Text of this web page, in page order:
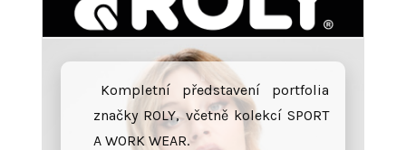
Kompletní představení portfolia
značky ROLY, včetně kolekcí SPORT
A WORK WEAR.